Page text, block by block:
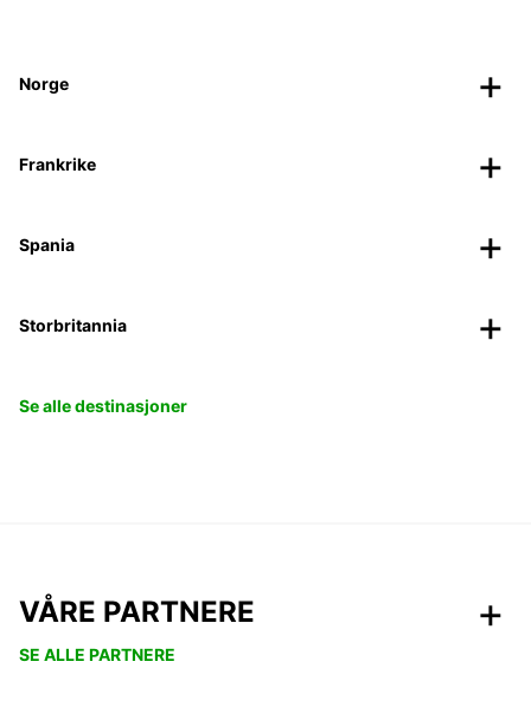
Norge
Frankrike
Spania
Storbritannia
Se alle destinasjoner
VÅRE PARTNERE
SE ALLE PARTNERE